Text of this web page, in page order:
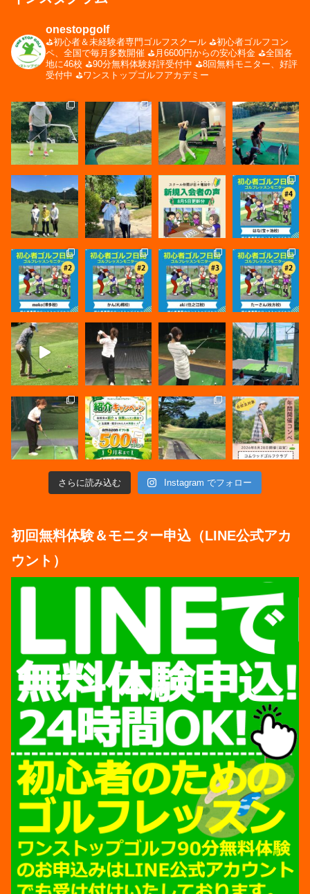
onestopgolf
⛳️初心者＆未経験者専門ゴルフスクール ⛳️初心者ゴルフコン
ペ、全国で毎月多数開催 ⛳️月6600円からの安心料金 ⛳️全国各
地に46校 ⛳️90分無料体験好評受付中 ⛳️8回無料モニター、好評
受付中 ⛳️ワンストップゴルフアカデミー
さらに読み込む Instagram でフォロー
初回無料体験＆モニター申込（LINE公式アカ
ウント）